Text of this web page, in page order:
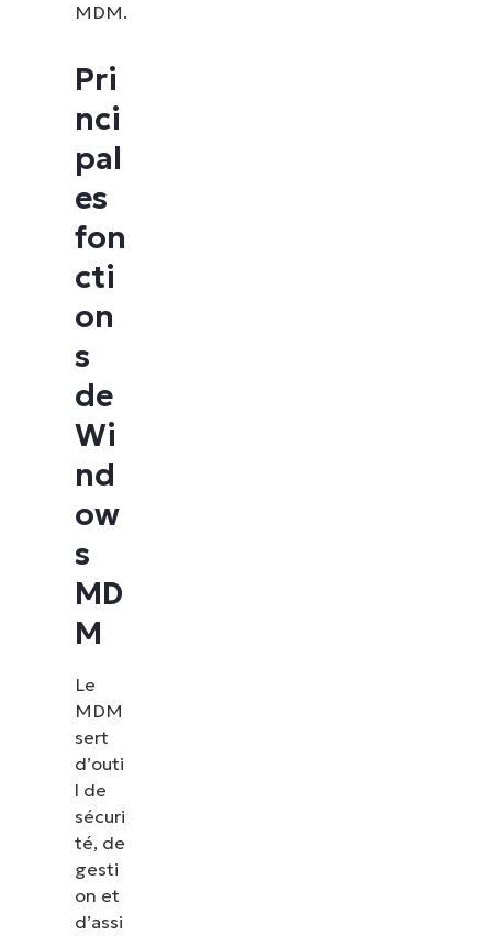
MDM.
Pri
nci
pal
es
fon
cti
on
s
de
Wi
nd
ow
s
MD
M
Le
MDM
sert
d’outi
l de
sécuri
té, de
gesti
on et
d’assi